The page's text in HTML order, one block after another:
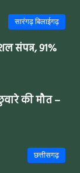
सारंगढ़ बिलाईगढ़
संपन्न, 91%
की मौत –
छत्तीसगढ़